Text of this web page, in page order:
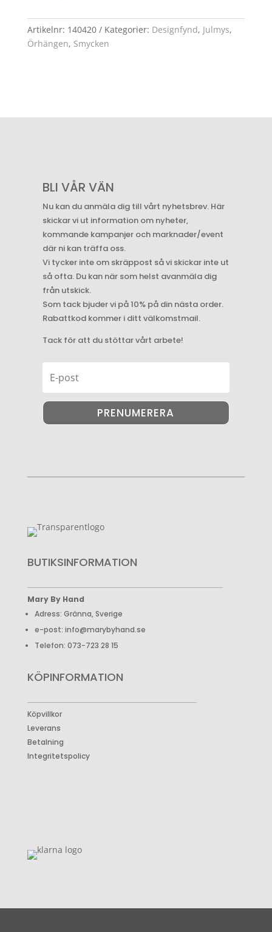
Artikelnr: 140420 Kategorier: Designfynd, Julmys,
Örhängen, Smycken
BLI VÅR VÄN
Nu kan du anmäla dig till vårt nyhetsbrev. Här
skickar vi ut information om nyheter,
kommande kampanjer och marknader/event
där ni kan träffa oss.
Vi tycker inte om skräppost så vi skickar inte ut
så ofta. Du kan när som helst avanmäla dig
från utskick.
Som tack bjuder vi på 10% på din nästa order.
Rabattkod kommer i ditt välkomstmail.
Tack för att du stöttar vårt arbete!
PRENUMERERA
BUTIKSINFORMATION
Mary By Hand
Adress: Gränna, Sverige
e-post: info@marybyhand.se
Telefon: 073-723 28 15
KÖPINFORMATION
Köpvillkor
Leverans
Betalning
Integritetspolicy